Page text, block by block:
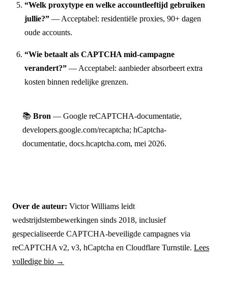
“Welk proxytype en welke accountleeftijd gebruiken
jullie?” — Acceptabel: residentiële proxies, 90+ dagen
oude accounts.
“Wie betaalt als CAPTCHA mid-campagne
verandert?” — Acceptabel: aanbieder absorbeert extra
kosten binnen redelijke grenzen.
📚 Bron — Google reCAPTCHA-documentatie,
developers.google.com/recaptcha; hCaptcha-
documentatie, docs.hcaptcha.com, mei 2026.
Over de auteur: Victor Williams leidt
wedstrijdstembewerkingen sinds 2018, inclusief
gespecialiseerde CAPTCHA-beveiligde campagnes via
reCAPTCHA v2, v3, hCaptcha en Cloudflare Turnstile. Lees
volledige bio →